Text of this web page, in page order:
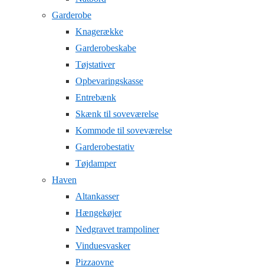
Garderobe
Knagerække
Garderobeskabe
Tøjstativer
Opbevaringskasse
Entrebænk
Skænk til soveværelse
Kommode til soveværelse
Garderobestativ
Tøjdamper
Haven
Altankasser
Hængekøjer
Nedgravet trampoliner
Vinduesvasker
Pizzaovne